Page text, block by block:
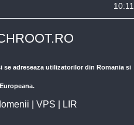
10:11
adreseaza utilizatorilor din Romania si
VPS LIR